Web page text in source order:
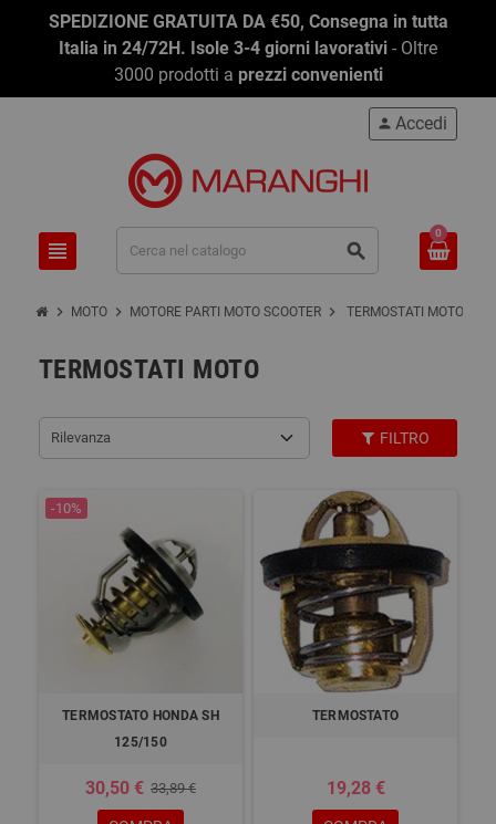
SPEDIZIONE GRATUITA DA €50, Consegna in tutta
Italia in 24/72H. Isole 3-4 giorni lavorativi - Oltre
3000 prodotti a prezzi convenienti
view_headline search
person Accedi
0
chevron_right MOTO chevron_right MOTORE PARTI MOTO SCOOTER chevron_right TERMOSTATI MOTO
TERMOSTATI MOTO
Rilevanza FILTRO
-10%
TERMOSTATO HONDA SH
125/150
30,50 € 33,89 €
TERMOSTATO
19,28 €